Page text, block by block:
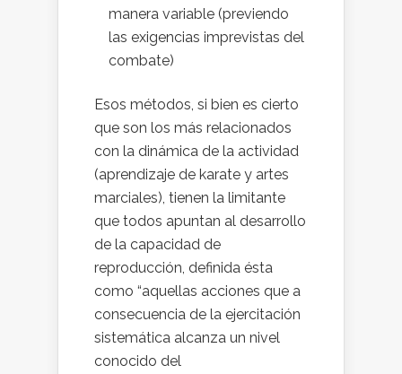
manera variable (previendo
las exigencias imprevistas del
combate)
Esos métodos, si bien es cierto
que son los más relacionados
con la dinámica de la actividad
(aprendizaje de karate y artes
marciales), tienen la limitante
que todos apuntan al desarrollo
de la capacidad de
reproducción, definida ésta
como “aquellas acciones que a
consecuencia de la ejercitación
sistemática alcanza un nivel
conocido del